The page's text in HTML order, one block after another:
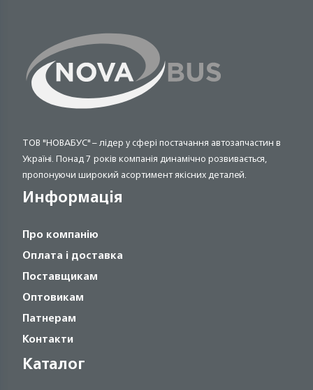
ТОВ "НОВАБУС" – лідер у сфері постачання автозапчастин в
Україні. Понад 7 років компанія динамічно розвивається,
пропонуючи широкий асортимент якісних деталей.
Информація
Про компанію
Оплата і доставка
Поставщикам
Оптовикам
Патнерам
Контакти
Каталог